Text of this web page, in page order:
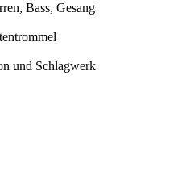
Bass, Gesang
und Schlagwerk